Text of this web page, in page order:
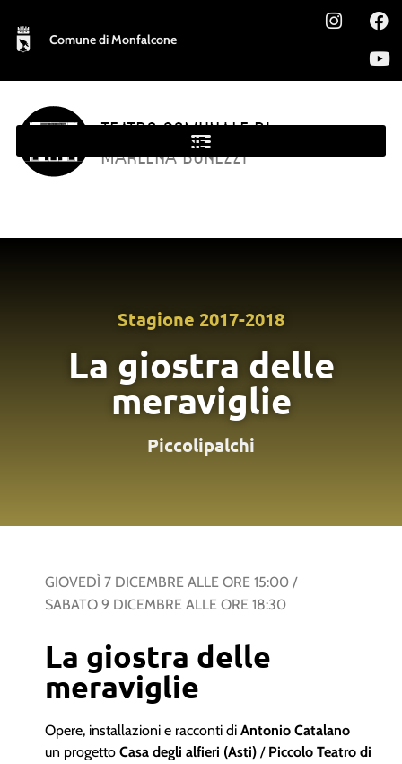
Comune di Monfalcone
TEATRO COMUNALE DI
MONFALCONE
MARLENA BONEZZI
Stagione 2017-2018
La giostra delle
meraviglie
Piccolipalchi
GIOVEDÌ 7 DICEMBRE ALLE ORE 15:00 /
SABATO 9 DICEMBRE ALLE ORE 18:30
La giostra delle
meraviglie
Opere, installazioni e racconti di Antonio Catalano
un progetto Casa degli alfieri (Asti) / Piccolo Teatro di